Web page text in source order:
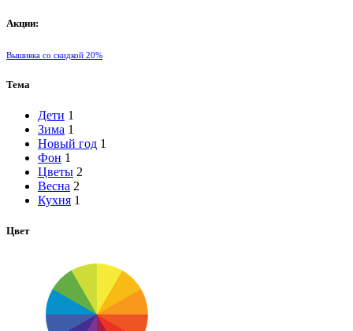
Акции:
Вышивка со скидкой 20%
Тема
Дети 1
Зима 1
Новый год 1
Фон 1
Цветы 2
Весна 2
Кухня 1
Цвет